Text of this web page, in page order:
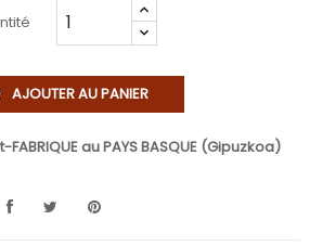
AJOUTER AU PANIER
au PAYS BASQUE (Gipuzkoa)